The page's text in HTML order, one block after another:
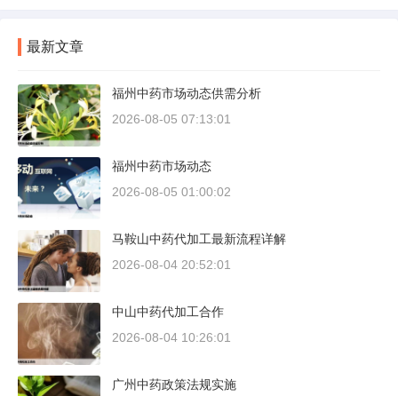
最新文章
福州中药市场动态供需分析
2026-08-05 07:13:01
福州中药市场动态
2026-08-05 01:00:02
马鞍山中药代加工最新流程详解
2026-08-04 20:52:01
中山中药代加工合作
2026-08-04 10:26:01
广州中药政策法规实施